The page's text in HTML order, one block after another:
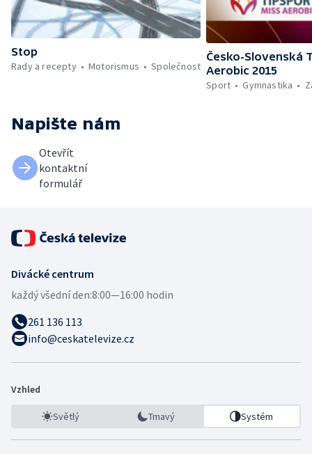
Stop
Rady a recepty
Motorismus Společnost
Česko-Slovenská
Aerobic 2015
Sport
Gymnastika
Napište nám
Otevřít
kontaktní
formulář
Divácké centrum
každý všední den:8:00—16:00 hodin
261 136 113
info@ceskatelevize.cz
Vzhled
Světlý Tmavý Systém